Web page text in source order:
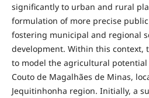
significantly to urban and rural
formulation of more precise
fostering municipal and regional
development. Within this context,
to model the agricultural
Couto de Magalhães de Minas,
Jequitinhonha region. Initially, a